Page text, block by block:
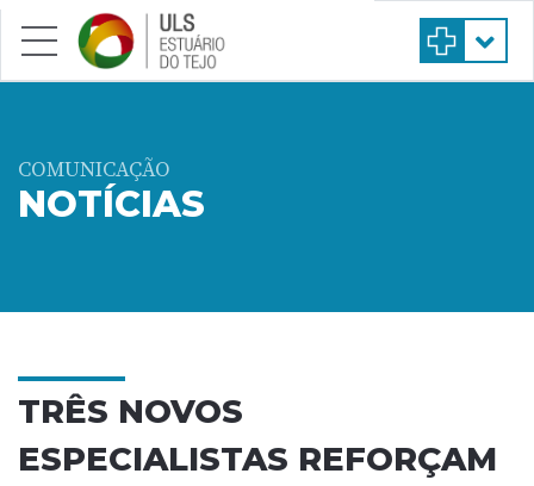
Saltar para conteúdo principal
COMUNICAÇÃO
NOTÍCIAS
TRÊS NOVOS
ESPECIALISTAS REFORÇAM